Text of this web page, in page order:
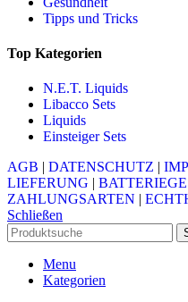
Tipps und Tricks
Top Kategorien
N.E.T. Liquids
Libacco Sets
Liquids
Einsteiger Sets
AGB | DATENSCHUTZ |
LIEFERUNG |
ZAHLUNGSARTEN |
Schließen
Menu
Kategorien